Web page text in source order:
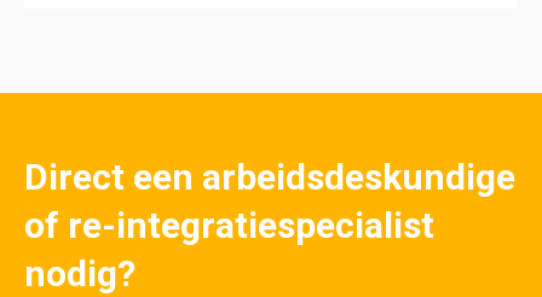
Direct een arbeidsdeskundige
of re-integratiespecialist
nodig?